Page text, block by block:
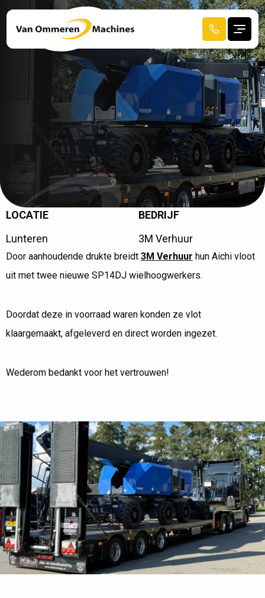
RECE LEVE
HOME
2X AICHI SP14DJ VOOR 3M VERHUUR
LOCATIE
Lunteren
BEDRIJF
3M Verhuur
Door aanhoudende drukte breidt 3M Verhuur hun Aichi vloot
uit met twee nieuwe SP14DJ wielhoogwerkers.
Doordat deze in voorraad waren konden ze vlot
klaargemaakt, afgeleverd en direct worden ingezet.
Wederom bedankt voor het vertrouwen!